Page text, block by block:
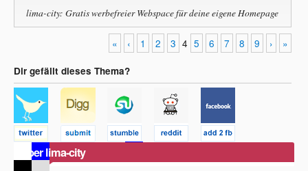
lima-city: Gratis werbefreier Webspace für deine eigene Homepage
« ‹ 1 2 3 4 5 6 7 8 9 › »
Dir gefällt dieses Thema?
Über lima-city